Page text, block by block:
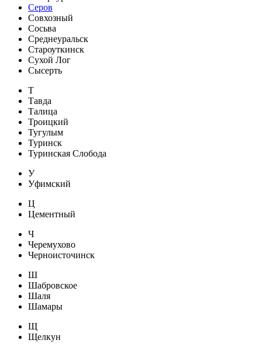
Серов
Совхозный
Сосьва
Среднеуральск
Староуткинск
Сухой Лог
Сысерть
Т
Тавда
Талица
Троицкий
Тугулым
Туринск
Туринская Слобода
У
Уфимский
Ц
Цементный
Ч
Черемухово
Черноисточинск
Ш
Шабровское
Шаля
Шамары
Щ
Щелкун